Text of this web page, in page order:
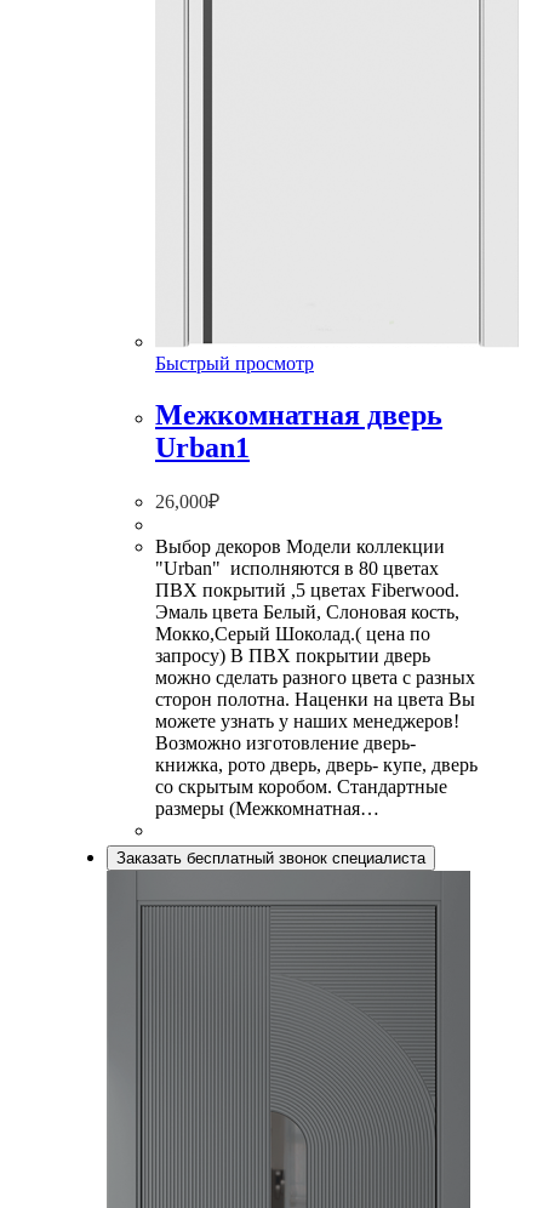
Быстрый просмотр
Межкомнатная дверь
Urban1
26,000₽
Выбор декоров Модели коллекции
"Urban" исполняются в 80 цветах
ПВХ покрытий ,5 цветах Fiberwood.
Эмаль цвета Белый, Слоновая кость,
Мокко,Серый Шоколад.( цена по
запросу) В ПВХ покрытии дверь
можно сделать разного цвета с разных
сторон полотна. Наценки на цвета Вы
можете узнать у наших менеджеров!
Возможно изготовление дверь-
книжка, рото дверь, дверь- купе, дверь
со скрытым коробом. Стандартные
размеры (Межкомнатная…
Заказать бесплатный звонок специалиста